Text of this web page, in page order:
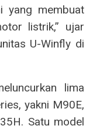
yang membuat
listrik,” ujar
U-Winfly di
lima
yakni M90E,
Satu model